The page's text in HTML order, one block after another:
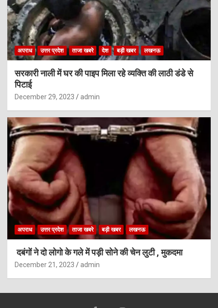
अपराध उत्तर प्रदेश ताजा खबरे देश बड़ी खबर लखनऊ
सरकारी नाली में घर की पाइप मिला रहे व्यक्ति की लाठी डंडे से
पिटाई
December 29, 2023 admin
अपराध उत्तर प्रदेश ताजा खबरे बड़ी खबर लखनऊ
दबंगों ने दो लोगो के गले में पड़ी सोने की चेन लुटी , मुकदमा
December 21, 2023 admin